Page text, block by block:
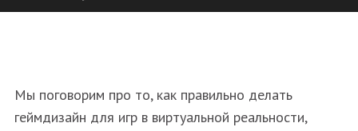
Мы поговорим про то, как правильно делать
геймдизайн для игр в виртуальной реальности,